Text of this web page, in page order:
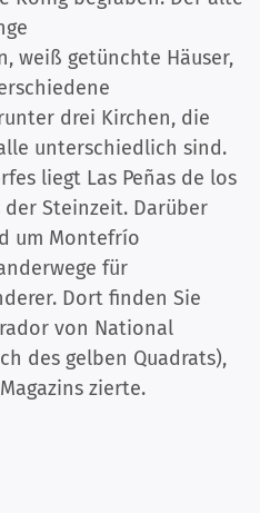
weiß getünchte Häuser,
drei Kirchen, die
unterschiedlich sind.
liegt Las Peñas de los
Steinzeit. Darüber
um Montefrío
für
Dort finden Sie
von National
des gelben Quadrats),
zierte.